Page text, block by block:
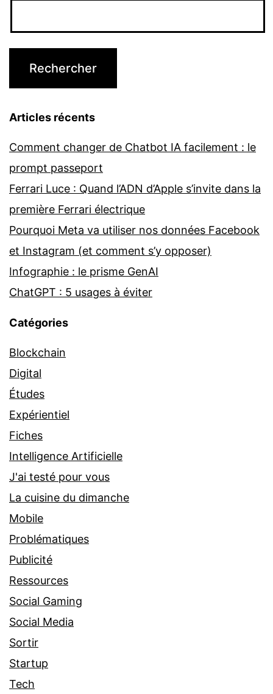
Articles récents
Comment changer de Chatbot IA facilement : le
prompt passeport
Ferrari Luce : Quand l’ADN d’Apple s’invite dans la
première Ferrari électrique
Pourquoi Meta va utiliser nos données Facebook
et Instagram (et comment s’y opposer)
Infographie : le prisme GenAI
ChatGPT : 5 usages à éviter
Catégories
Blockchain
Digital
Études
Expérientiel
Fiches
Intelligence Artificielle
J'ai testé pour vous
La cuisine du dimanche
Mobile
Problématiques
Publicité
Ressources
Social Gaming
Social Media
Sortir
Startup
Tech